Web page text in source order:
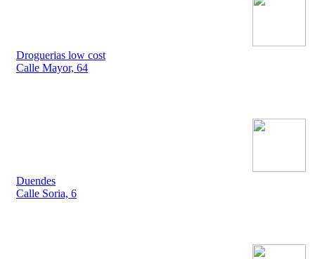
Droguerias low cost
Calle Mayor, 64
Duendes
Calle Soria, 6